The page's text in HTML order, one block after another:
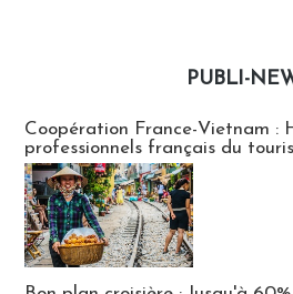
PUBLI-
Coopération France-Vietnam :
professionnels français du